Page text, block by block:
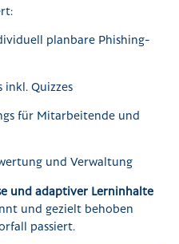
planbare Phishing-
inkl. Quizzes
für Mitarbeitende und
und Verwaltung
und adaptiver Lerninhalte
und gezielt behoben
passiert.